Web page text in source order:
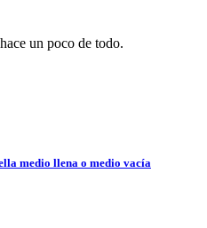
un poco de todo.
medio llena o medio vacía